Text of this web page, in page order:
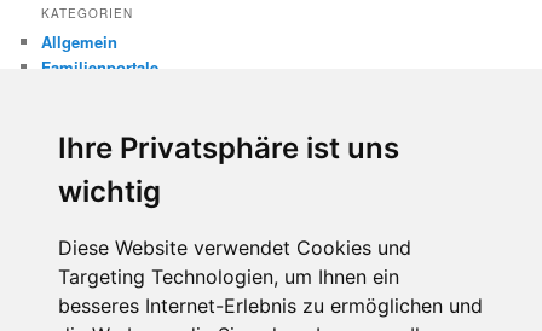
Ihre Privatsphäre ist uns
wichtig
Diese Website verwendet Cookies und
Targeting Technologien, um Ihnen ein
besseres Internet-Erlebnis zu ermöglichen und
KATEGORIEN
Allgemein
Familienportale
Internetsicherheit
Missbrauch
META
Anmelden
Eintrags-Feed